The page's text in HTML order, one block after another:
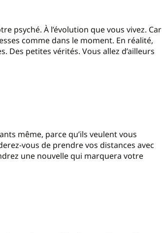
psyché. À l’évolution que vous vivez. Car
comme dans le moment. En réalité,
Des petites vérités. Vous allez d’ailleurs
même, parce qu’ils veulent vous
vous de prendre vos distances avec
une nouvelle qui marquera votre